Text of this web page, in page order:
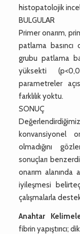
histopatolojik
BULGULAR
Primer onarım,
patlama basıncı
grubu patlama
yüksekti
parametreler
farklılık yoktu.
SONUÇ
konvansiyonel
olmadığını
sonuçları
onarım alanında
iyileşmesi
çalışmalarla
Anahtar
fibrin yapıştırıcı;